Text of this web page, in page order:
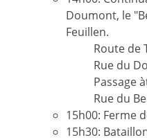
Doumont, le
Feuillen.
Route de
Rue du
Passage
Rue du
15h00: Ferme
15h30: